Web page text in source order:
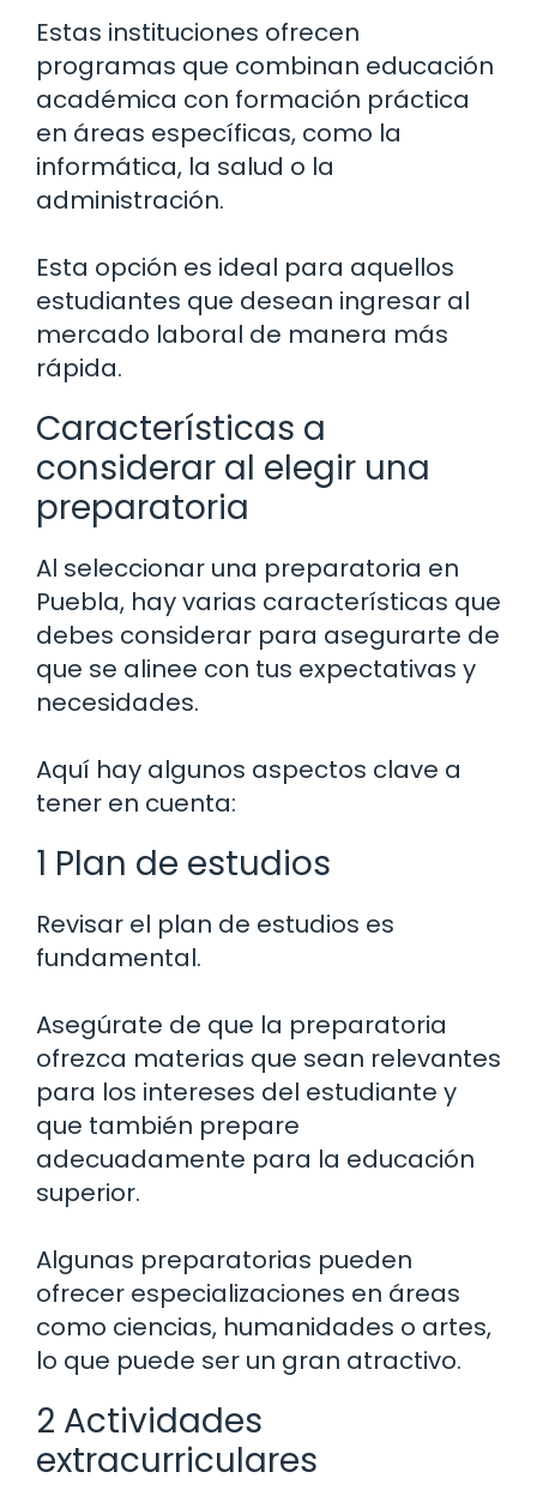
Estas instituciones ofrecen
programas que combinan educación
académica con formación práctica
en áreas específicas, como la
informática, la salud o la
administración.
Esta opción es ideal para aquellos
estudiantes que desean ingresar al
mercado laboral de manera más
rápida.
Características a
considerar al elegir una
preparatoria
Al seleccionar una preparatoria en
Puebla, hay varias características que
debes considerar para asegurarte de
que se alinee con tus expectativas y
necesidades.
Aquí hay algunos aspectos clave a
tener en cuenta:
1 Plan de estudios
Revisar el plan de estudios es
fundamental.
Asegúrate de que la preparatoria
ofrezca materias que sean relevantes
para los intereses del estudiante y
que también prepare
adecuadamente para la educación
superior.
Algunas preparatorias pueden
ofrecer especializaciones en áreas
como ciencias, humanidades o artes,
lo que puede ser un gran atractivo.
2 Actividades
extracurriculares